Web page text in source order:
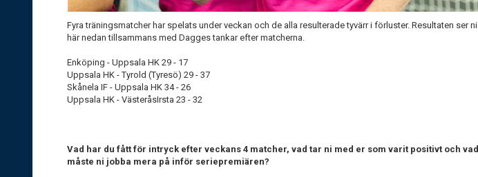
Fyra träningsmatcher har spelats under veckan och de alla resulterade tyvärr i förluster. Resultaten ser ni
här nedan tillsammans med Dagges tankar efter matcherna.
Enköping - Uppsala HK 29 - 17
Uppsala HK - Tyrold (Tyresö) 29 - 37
Skånela IF - Uppsala HK 34 - 26
Uppsala HK - VästeråsIrsta 23 - 32
Vad har du fått för intryck efter veckans 4 matcher, vad tar ni med er som varit positivt och vad
måste ni jobba mera på inför seriepremiären?